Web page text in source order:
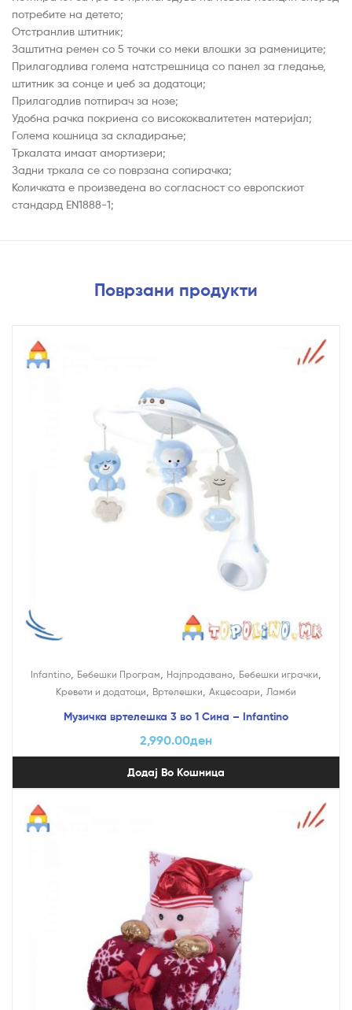
потребите на детето;
Отстранлив штитник;
Заштитна ремен со 5 точки со меки влошки за рамениците;
Прилагодлива голема натстрешница со панел за гледање,
штитник за сонце и џеб за додатоци;
Прилагодлив потпирач за нозе;
Удобна рачка покриена со висококвалитетен материјал;
Голема кошница за складирање;
Тркалата имаат амортизери;
Задни тркала се со поврзана сопирачка;
Количката е произведена во согласност со европскиот
стандард EN1888-1;
Поврзани продукти
Infantino Бебешки Програм Најпродавано Бебешки играчки
Кревети и додатоци Вртелешки Акцесоари Ламби
Музичка вртелешка 3 во 1 Сина – Infantino
2,990.00ден
Додај Во Кошница